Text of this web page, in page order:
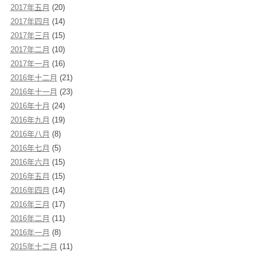
2017年五月 (20)
2017年四月 (14)
2017年三月 (15)
2017年二月 (10)
2017年一月 (16)
2016年十二月 (21)
2016年十一月 (23)
2016年十月 (24)
2016年九月 (19)
2016年八月 (8)
2016年七月 (5)
2016年六月 (15)
2016年五月 (15)
2016年四月 (14)
2016年三月 (17)
2016年二月 (11)
2016年一月 (8)
2015年十二月 (11)